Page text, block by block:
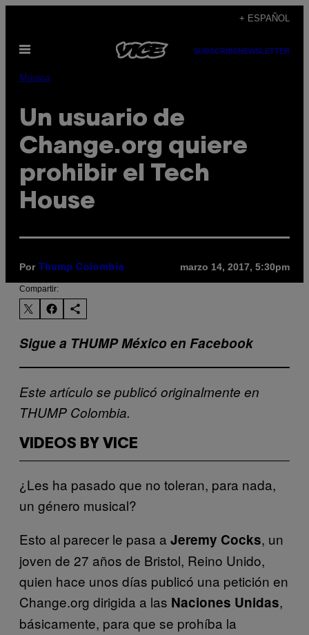
contenido
+ ESPAÑOL
Abrir
SUBSCRIBENEWSLETTER
Música
Un usuario de
Change.org quiere
prohibir el Tech
House
Por Thump Colombia marzo 14, 2017, 5:30pm
Compartir:
Sigue a THUMP México en Facebook
Este artículo se publicó originalmente en
THUMP Colombia.
VIDEOS BY VICE
¿Les ha pasado que no toleran, para nada,
un género musical?
Esto al parecer le pasa a Jeremy Cocks, un
joven de 27 años de Bristol, Reino Unido,
quien hace unos días publicó una petición en
Change.org dirigida a las Naciones Unidas,
básicamente, para que se prohíba la